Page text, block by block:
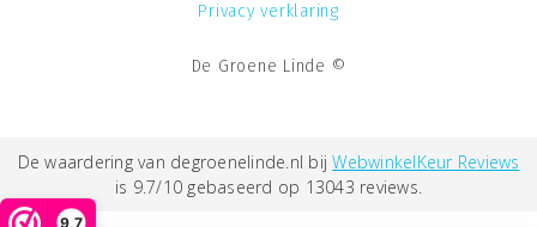
9,7
De Groene Linde ©
Privacy verklaring
De waardering van degroenelinde.nl bijWebwinkelKeur Reviews
is 9.7/10 gebaseerd op 13043 reviews.